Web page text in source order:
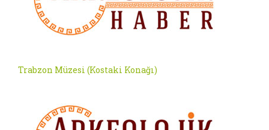
Trabzon Müzesi (Kostaki Konağı)